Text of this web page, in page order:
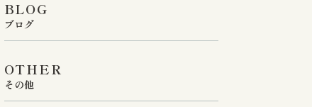
最新情報
BLOG
ブログ
OTHER
その他